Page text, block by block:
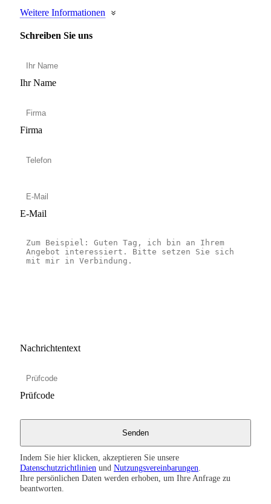
Weitere Informationen
Schreiben Sie uns
Ihr Name
Firma
E-Mail
Nachrichtentext
Prüfcode
Indem Sie hier klicken, akzeptieren Sie unsere
Datenschutzrichtlinien und Nutzungsvereinbarungen.
Ihre persönlichen Daten werden erhoben, um Ihre Anfrage zu
beantworten.